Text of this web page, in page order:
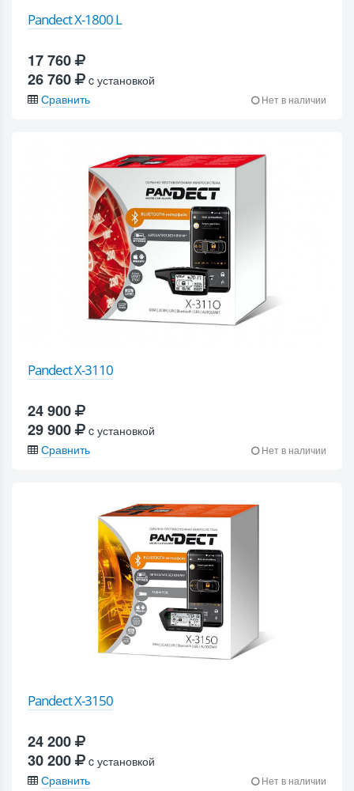
Pandect X-1800 L
17 760
26 760
c установкой
Сравнить
Нет в наличии
Pandect X-3110
24 900
29 900
c установкой
Сравнить
Нет в наличии
Pandect X-3150
24 200
30 200
c установкой
Сравнить
Нет в наличии